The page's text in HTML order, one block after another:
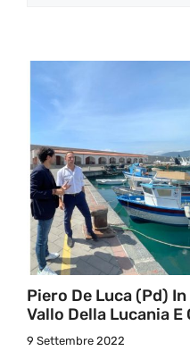
Piero De Luca (Pd)
Vallo Della Lucania E
9 Settembre 2022